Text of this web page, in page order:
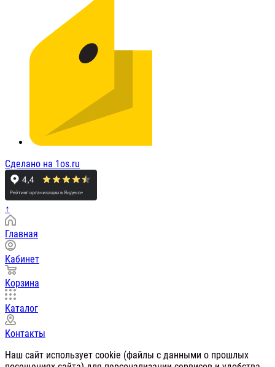
Сделано на 1os.ru
↑
Главная
Кабинет
Корзина
Каталог
Контакты
Наш сайт использует cookie (файлы с данными о прошлых